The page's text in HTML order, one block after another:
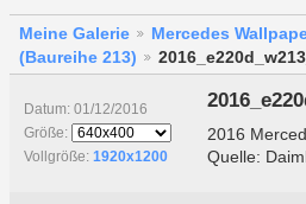
Meine Galerie Mercedes
(Baureihe 213)
Datum: 01/12/2016
Größe:
Vollgröße: 1920x1200
2016
Quelle: